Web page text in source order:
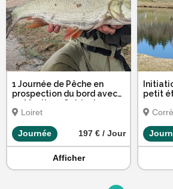
1 Journée de Pêche en
prospection du bord avec
un Moniteur Guide de
Pêche
Loiret
Journée 197 € / Jour
Afficher
petit